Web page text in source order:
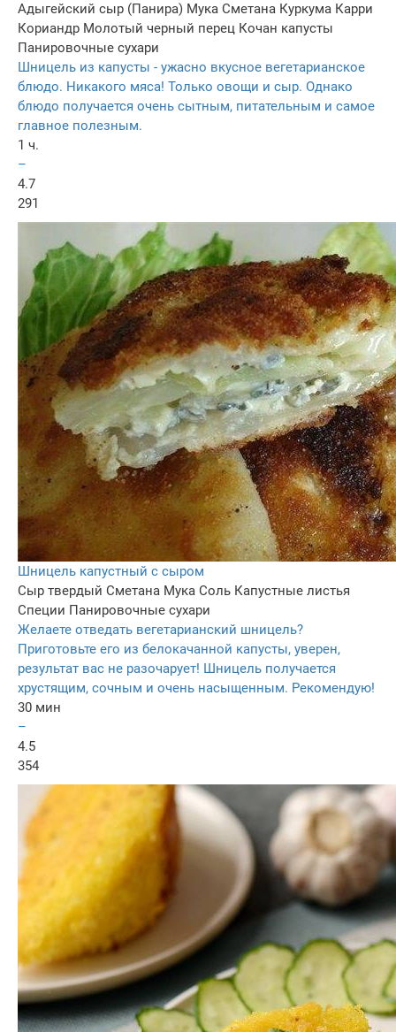
Адыгейский сыр (Панира) Мука Сметана Куркума Карри
Кориандр Молотый черный перец Кочан капусты
Панировочные сухари
Шницель из капусты - ужасно вкусное вегетарианское
блюдо. Никакого мяса! Только овощи и сыр. Однако
блюдо получается очень сытным, питательным и самое
главное полезным.
1 ч.
–
4.7
291
Шницель капустный с сыром
Сыр твердый Сметана Мука Соль Капустные листья
Специи Панировочные сухари
Желаете отведать вегетарианский шницель?
Приготовьте его из белокачанной капусты, уверен,
результат вас не разочарует! Шницель получается
хрустящим, сочным и очень насыщенным. Рекомендую!
30 мин
–
4.5
354